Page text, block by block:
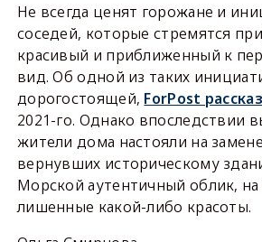
Не всегда ценят горожане и
соседей, которые стремятся
красивый и приближенный к
вид. Об одной из таких
дорогостоящей, ForPost
2021-го. Однако впоследствии
жители дома настояли на
вернувших историческому
Морской аутентичный облик,
лишенные какой-либо красоты.